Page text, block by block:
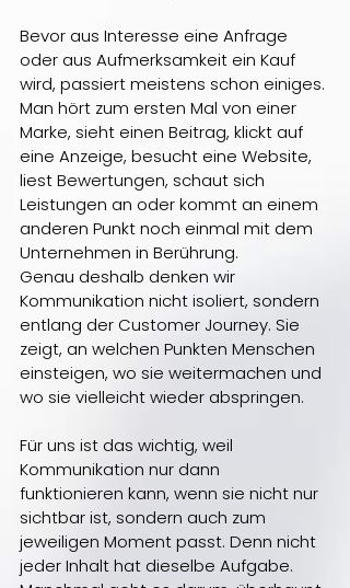
Bevor aus Interesse eine Anfrage
oder aus Aufmerksamkeit ein Kauf
wird, passiert meistens schon einiges.
Man hört zum ersten Mal von einer
Marke, sieht einen Beitrag, klickt auf
eine Anzeige, besucht eine Website,
liest Bewertungen, schaut sich
Leistungen an oder kommt an einem
anderen Punkt noch einmal mit dem
Unternehmen in Berührung.
Genau deshalb denken wir
Kommunikation nicht isoliert, sondern
entlang der Customer Journey. Sie
zeigt, an welchen Punkten Menschen
einsteigen, wo sie weitermachen und
wo sie vielleicht wieder abspringen.
Für uns ist das wichtig, weil
Kommunikation nur dann
funktionieren kann, wenn sie nicht nur
sichtbar ist, sondern auch zum
jeweiligen Moment passt. Denn nicht
jeder Inhalt hat dieselbe Aufgabe.